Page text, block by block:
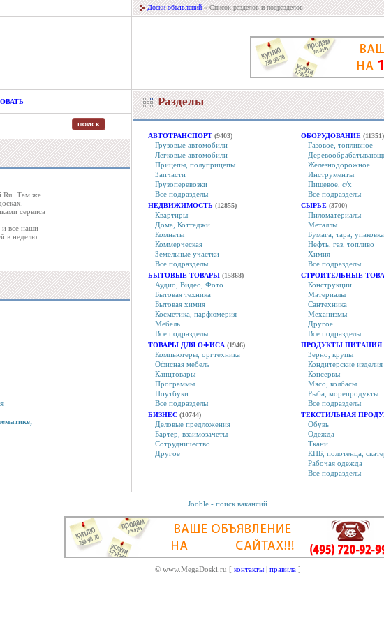
Доски объявлений» Список разделов и подразделов
Там же
сервиса
все наши
в неделю
Разделы
АВТОТРАНСПОРТ (9403)
Грузовые автомобили
Легковые автомобили
Прицепы, полуприцепы
Запчасти
Грузоперевозки
Все подразделы
НЕДВИЖИМОСТЬ (12855)
Квартиры
Дома, Коттеджи
Комнаты
Коммерческая
Земельные участки
Все подразделы
БЫТОВЫЕ ТОВАРЫ (15868)
Аудио, Видео, Фото
Бытовая техника
Бытовая химия
Косметика, парфюмерия
Мебель
Все подразделы
ТОВАРЫ ДЛЯ ОФИСА (1946)
Компьютеры, оргтехника
Офисная мебель
Канцтовары
Программы
Ноутбуки
Все подразделы
БИЗНЕС (10744)
Деловые предложения
Бартер, взаимозачеты
Сотрудничество
Другое
ОБОРУДОВАНИЕ (11351)
Газовое, топливное
Железнодорожное
Инструменты
Пищевое, с/х
Все подразделы
СЫРЬЕ (3700)
Пиломатериалы
Металлы
Бумага, тара, упаковка
Нефть, газ, топливо
Химия
Все подразделы
СТРОИТЕЛЬНЫЕ
Конструкции
Материалы
Сантехника
Механизмы
Другое
Все подразделы
ПРОДУКТЫ ПИТАНИЯ
Зерно, крупы
Кондитерские изделия
Консервы
Мясо, колбасы
Рыба, морепродукты
Все подразделы
ТЕКСТИЛЬНАЯ
Обувь
Одежда
Ткани
КПБ, полотенца,
Рабочая одежда
Все подразделы
Jooble - поиск вакансий
© www.MegaDoski.ru [ контакты| правила]